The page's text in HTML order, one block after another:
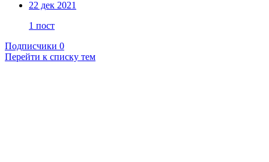
22 дек 2021
1 пост
Подписчики 0
Перейти к списку тем